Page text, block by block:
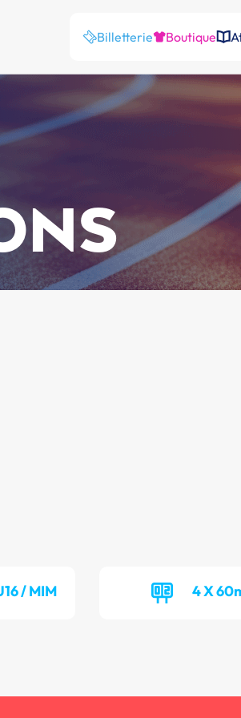
Billetterie Boutique
/ MIM 4 X